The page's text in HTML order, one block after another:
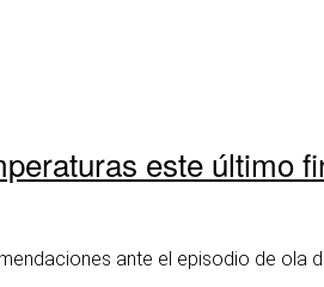
este último
ante el episodio de ola